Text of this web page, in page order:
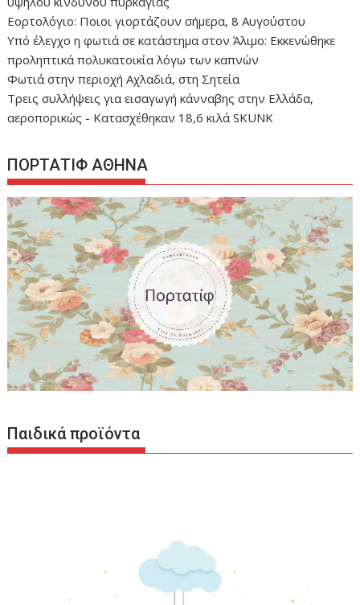
Εορτολόγιο: Ποιοι γιορτάζουν σήμερα, 8 Αυγούστου
Yπό έλεγχο η φωτιά σε κατάστημα στον Άλιμο: Εκκενώθηκε
προληπτικά πολυκατοικία λόγω των καπνών
Φωτιά στην περιοχή Αχλαδιά, στη Σητεία
Τρεις συλλήψεις για εισαγωγή κάνναβης στην Ελλάδα,
αεροπορικώς - Κατασχέθηκαν 18,6 κιλά SKUNK
ΠΟΡΤΑΤΙΦ ΑΘΗΝΑ
Παιδικά προϊόντα